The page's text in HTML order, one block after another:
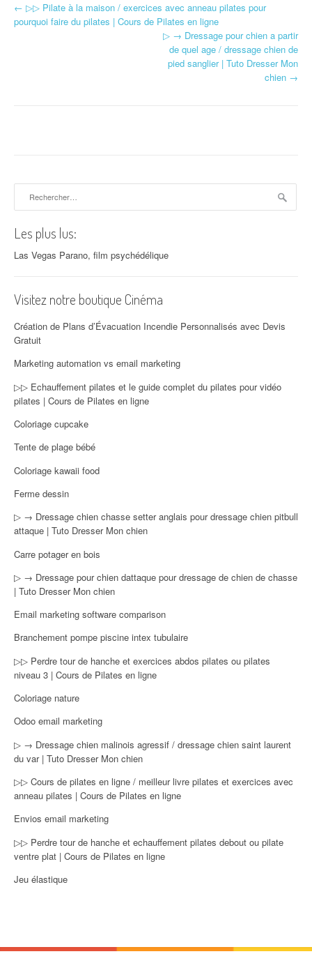
Navigation d'article
← ▷▷ Pilate à la maison / exercices avec anneau pilates pour
pourquoi faire du pilates | Cours de Pilates en ligne
▷ → Dressage pour chien a partir
de quel age / dressage chien de
pied sanglier | Tuto Dresser Mon
chien →
Les plus lus:
Las Vegas Parano, film psychédélique
Visitez notre boutique Cinéma
Création de Plans d’Évacuation Incendie Personnalisés avec Devis
Gratuit
Marketing automation vs email marketing
▷▷ Echauffement pilates et le guide complet du pilates pour vidéo
pilates | Cours de Pilates en ligne
Coloriage cupcake
Tente de plage bébé
Coloriage kawaii food
Ferme dessin
▷ → Dressage chien chasse setter anglais pour dressage chien pitbull
attaque | Tuto Dresser Mon chien
Carre potager en bois
▷ → Dressage pour chien dattaque pour dressage de chien de chasse
| Tuto Dresser Mon chien
Email marketing software comparison
Branchement pompe piscine intex tubulaire
▷▷ Perdre tour de hanche et exercices abdos pilates ou pilates
niveau 3 | Cours de Pilates en ligne
Coloriage nature
Odoo email marketing
▷ → Dressage chien malinois agressif / dressage chien saint laurent
du var | Tuto Dresser Mon chien
▷▷ Cours de pilates en ligne / meilleur livre pilates et exercices avec
anneau pilates | Cours de Pilates en ligne
Envios email marketing
▷▷ Perdre tour de hanche et echauffement pilates debout ou pilate
ventre plat | Cours de Pilates en ligne
Jeu élastique